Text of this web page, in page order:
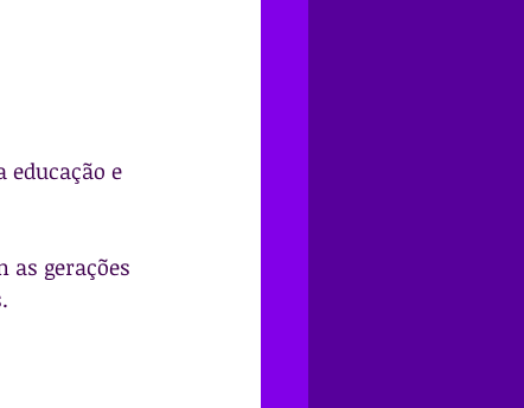
e
as gerações